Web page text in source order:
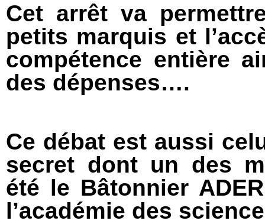
Cet arrêt va
petits marquis et
compétence entière
des dépenses….
Ce débat est aussi
secret dont un des
été le Bâtonnier
l’académie des